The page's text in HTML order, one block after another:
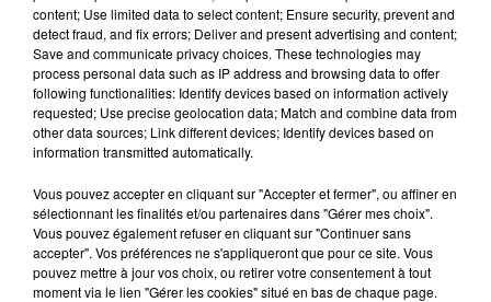
content; Use limited data to select content; Ensure security, prevent and
detect fraud, and fix errors; Deliver and present advertising and content;
Save and communicate privacy choices. These technologies may
process personal data such as IP address and browsing data to offer
following functionalities: Identify devices based on information actively
requested; Use precise geolocation data; Match and combine data from
other data sources; Link different devices; Identify devices based on
information transmitted automatically.
Vous pouvez accepter en cliquant sur "Accepter et fermer", ou affiner en
sélectionnant les finalités et/ou partenaires dans "Gérer mes choix".
Vous pouvez également refuser en cliquant sur "Continuer sans
accepter". Vos préférences ne s'appliqueront que pour ce site. Vous
pouvez mettre à jour vos choix, ou retirer votre consentement à tout
moment via le lien "Gérer les cookies" situé en bas de chaque page.